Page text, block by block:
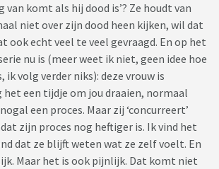
van komt als hij dood is’? Ze houdt van
niet over zijn dood heen kijken, wil dat
ook echt veel te veel gevraagd. En op het
nu is (meer weet ik niet, geen idee hoe
ik volg verder niks): deze vrouw is
het een tijdje om jou draaien, normaal
een proces. Maar zij ‘concurreert’
zijn proces nog heftiger is. Ik vind het
dat ze blijft weten wat ze zelf voelt. En
Maar het is ook pijnlijk. Dat komt niet